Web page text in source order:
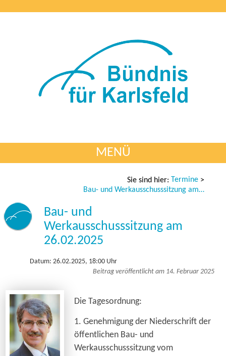
MENÜ
Sie sind hier: Termine >
Bau- und Werkausschusssitzung am 26.02.2025
Bau- und
Werkausschusssitzung am
26.02.2025
Datum: 26.02.2025, 18:00 Uhr
Beitrag veröffentlicht am 14. Februar 2025
Die Tagesordnung:
1. Genehmigung der Niederschrift der
öffentlichen Bau- und
Werkausschusssitzung vom